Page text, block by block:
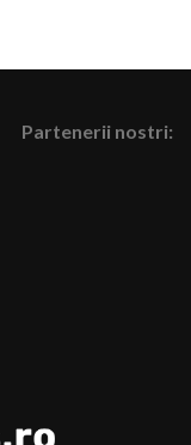
Partenerii nostri: